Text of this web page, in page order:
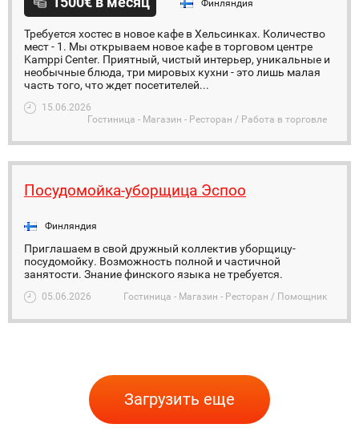
Финляндия
Требуется хостес в новое кафе в Хельсинках. Количество
мест - 1. Мы открываем новое кафе в торговом центре
Kamppi Center. Приятный, чистый интерьер, уникальные и
необычные блюда, три мировых кухни - это лишь малая
часть того, что ждет посетителей...
15.06.2026
Гостиница - Магазин - Ресторан / Работа в торговле
Посудомойка-уборщица Эспоо
Финляндия
Приглашаем в свой дружный коллектив уборщицу-
посудомойку. Возможность полной и частичной
занятости. Знание финского языка не требуется.
05.06.2026 Гостиница - Магазин - Ресторан / Помощник
Загрузить еще